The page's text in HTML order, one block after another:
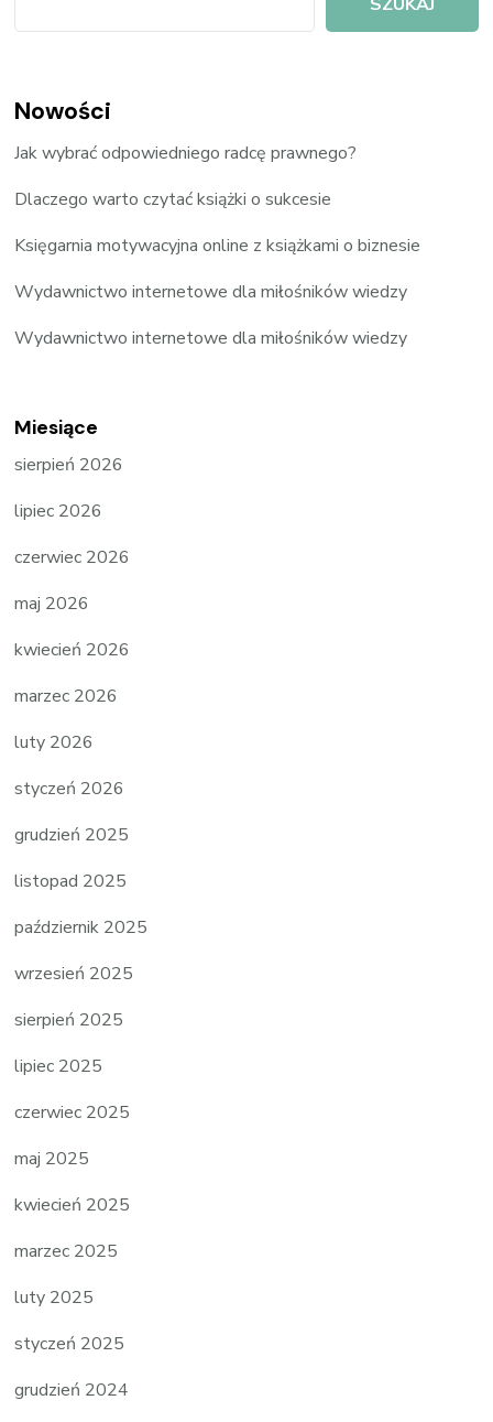
Nowości
Jak wybrać odpowiedniego radcę prawnego?
Dlaczego warto czytać książki o sukcesie
Księgarnia motywacyjna online z książkami o biznesie
Wydawnictwo internetowe dla miłośników wiedzy
Wydawnictwo internetowe dla miłośników wiedzy
Miesiące
sierpień 2026
lipiec 2026
czerwiec 2026
maj 2026
kwiecień 2026
marzec 2026
luty 2026
styczeń 2026
grudzień 2025
listopad 2025
październik 2025
wrzesień 2025
sierpień 2025
lipiec 2025
czerwiec 2025
maj 2025
kwiecień 2025
marzec 2025
luty 2025
styczeń 2025
grudzień 2024